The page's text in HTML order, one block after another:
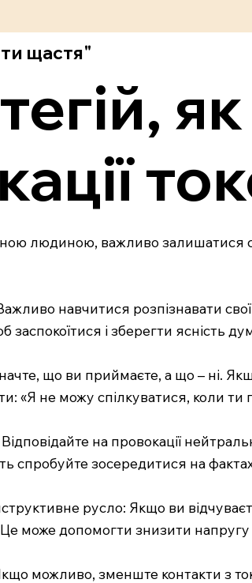
щастя"
людиною, важливо залишатися
навчитися розпізнавати
заспокоїтися і зберегти ясність
що ви приймаєте, а що – ні.
«Я не можу спілкуватися, коли ти
на провокації
спробуйте зосередитися на
русло: Якщо ви
може допомогти знизити напругу і
можливо, зменште контакти з